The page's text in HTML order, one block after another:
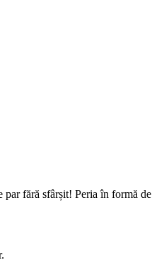
fără sfârșit! Peria în formă